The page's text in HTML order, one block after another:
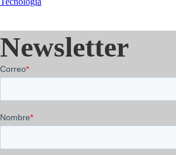
Newsletter